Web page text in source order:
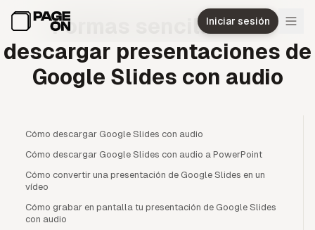
Iniciar sesión
Formas sencillas de
descargar presentaciones de
Google Slides con audio
Cómo descargar Google Slides con audio
Cómo descargar Google Slides con audio a PowerPoint
Cómo convertir una presentación de Google Slides en un
vídeo
Cómo grabar en pantalla tu presentación de Google Slides
con audio